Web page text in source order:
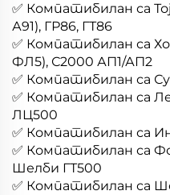
✅ Компатибилан са
А91), ГР86, ГТ86
✅ Компатибилан са
ФЛ5), С2000 АП1/АП2
✅ Компатибилан са
✅ Компатибилан са
ЛЦ500
✅ Компатибилан са
✅ Компатибилан са
Шелби ГТ500
✅ Компатибилан са